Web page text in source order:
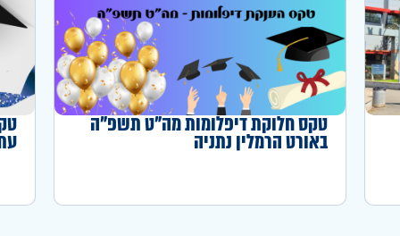
טקס חלוקת דיפלומות מה"ט תשפ"ה
באורט הרמלין נתניה